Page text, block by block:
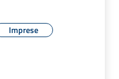
Imprese